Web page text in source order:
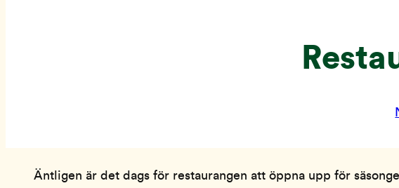
Äntligen är det dags för restaurangen att öppna upp för